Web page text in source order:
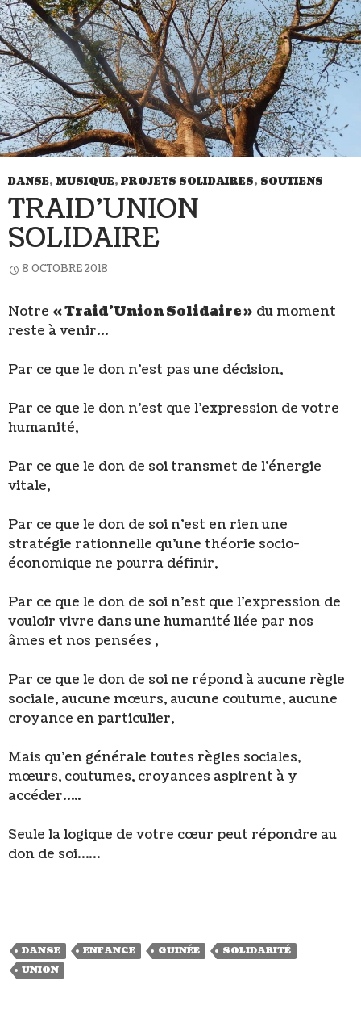
DANSE, MUSIQUE, PROJETS SOLIDAIRES, SOUTIENS
TRAID’UNION
SOLIDAIRE
8 OCTOBRE 2018
Notre « Traid’Union Solidaire » du moment
reste à venir…
Par ce que le don n’est pas une décision,
Par ce que le don n’est que l’expression de votre
humanité,
Par ce que le don de soi transmet de l’énergie
vitale,
Par ce que le don de soi n’est en rien une
stratégie rationnelle qu’une théorie socio-
économique ne pourra définir,
Par ce que le don de soi n’est que l’expression de
vouloir vivre dans une humanité liée par nos
âmes et nos pensées ,
Par ce que le don de soi ne répond à aucune règle
sociale, aucune mœurs, aucune coutume, aucune
croyance en particulier,
Mais qu’en générale toutes règles sociales,
mœurs, coutumes, croyances aspirent à y
accéder…..
Seule la logique de votre cœur peut répondre au
don de soi……
DANSE ENFANCE GUINÉE
SOLIDARITÉ
UNION